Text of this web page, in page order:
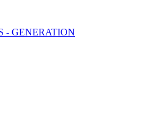
- GENERATION